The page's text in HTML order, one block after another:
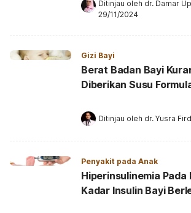
Ditinjau oleh dr. Damar
29/11/2024
Gizi Bayi
Berat Badan Bayi
Diberikan Susu
Ditinjau oleh dr. Yusra
Penyakit pada Anak
Hiperinsulinemia Pada
Kadar Insulin Bayi